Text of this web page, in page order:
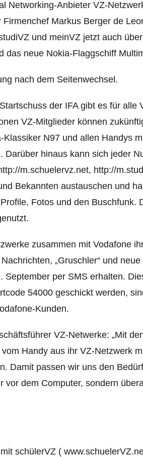
Networking-Anbieter VZ-
Markus Berger de
und meinVZ jetzt auch
das neue Nokia-Flaggschiff
nach dem Seitenwechsel.
der IFA gibt es für alle
VZ-Mitglieder können
N97 und allen Handys
Darüber hinaus kann sich jeder
m.schuelervz.net, http://
Bekannten austauschen und
Fotos und den Buschfunk.
zusammen mit Vodafone
„Gruschler“ und
September per SMS erhalten.
54000 geschickt werden,
Kunden.
VZ-Netwerke: „Mit
Handy aus ihr VZ-Netzwerk
Damit passen wir uns den
vor dem Computer, sondern
schülerVZ (